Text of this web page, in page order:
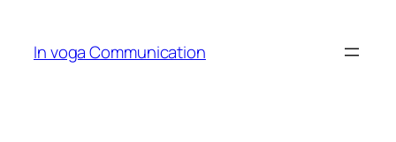
content
In voga Communication